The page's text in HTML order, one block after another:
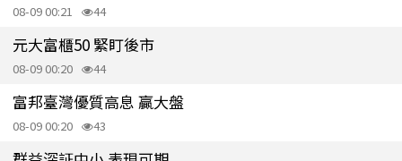
08-09 00:21 44
元大富櫃50 緊盯後市
08-09 00:20 44
富邦臺灣優質高息 贏大盤
08-09 00:20 43